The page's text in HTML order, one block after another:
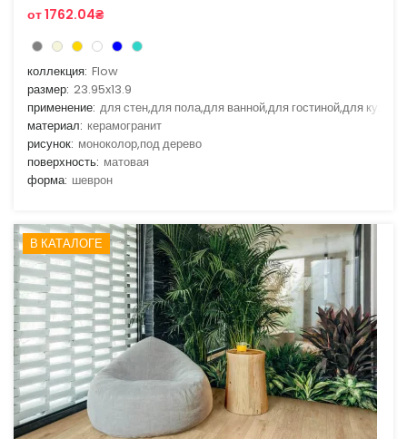
от 1762.04₴
коллекция: Flow
размер: 23.95x13.9
применение: для стен,для пола,для ванной,для гостиной,для кухни
материал: керамогранит
рисунок: моноколор,под дерево
поверхность: матовая
форма: шеврон
В КАТАЛОГЕ